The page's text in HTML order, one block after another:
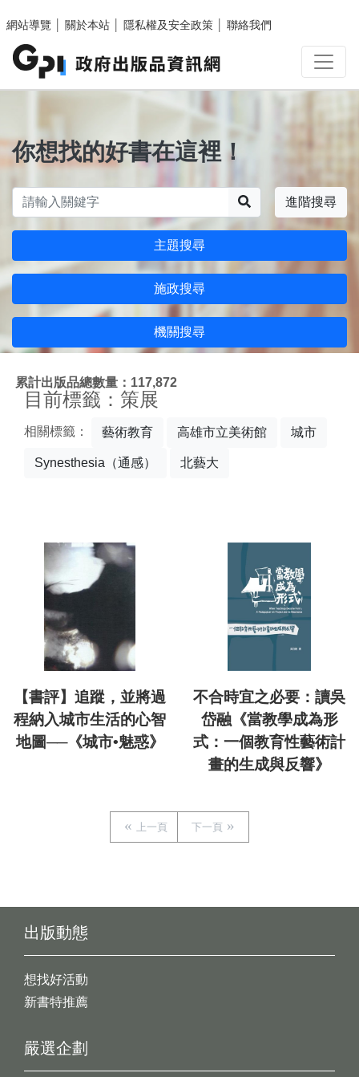
網站導覽
關於本站 隱私權及安全政策 聯絡我們
你想找的好書在這裡！
進階搜尋
主題搜尋
施政搜尋
機關搜尋
累計出版品總數量：117,872
目前標籤：策展
相關標籤： 藝術教育 高雄市立美術館 城市
Synesthesia（通感） 北藝大
【書評】追蹤，並將過
程納入城市生活的心智
地圖──《城市•魅惑》
不合時宜之必要：讀吳
岱融《當教學成為形
式：一個教育性藝術計
畫的生成與反響》
上一頁 下一頁
出版動態
想找好活動
新書特推薦
嚴選企劃